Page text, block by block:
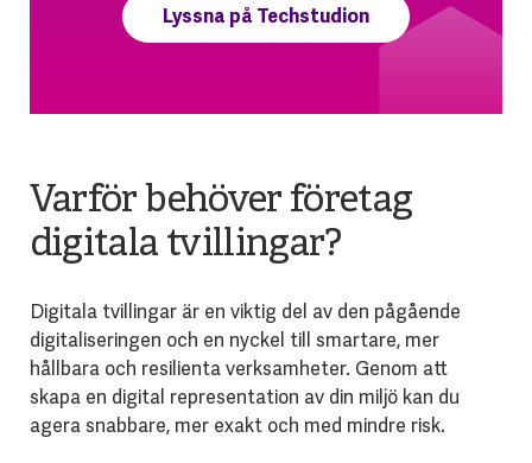
Lyssna på Techstudion
Varför behöver företag
digitala tvillingar?
Digitala tvillingar är en viktig del av den pågående
digitaliseringen och en nyckel till smartare, mer
hållbara och resilienta verksamheter. Genom att
skapa en digital representation av din miljö kan du
agera snabbare, mer exakt och med mindre risk.